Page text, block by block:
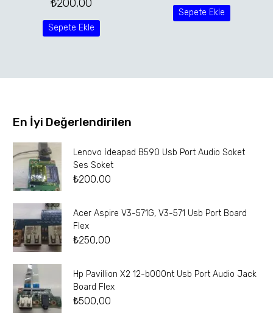
₺200,00
Sepete Ekle
Sepete Ekle
En İyi Değerlendirilen
Lenovo İdeapad B590 Usb Port Audio Soket
Ses Soket
₺200,00
Acer Aspire V3-571G, V3-571 Usb Port Board
Flex
₺250,00
Hp Pavillion X2 12-b000nt Usb Port Audio Jack
Board Flex
₺500,00